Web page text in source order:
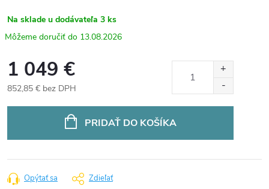
Na sklade u dodávateľa 3 ks
13.08.2026
1 049 €
852,85 € bez DPH
PRIDAŤ DO KOŠÍKA
Opýtať sa Zdieľať